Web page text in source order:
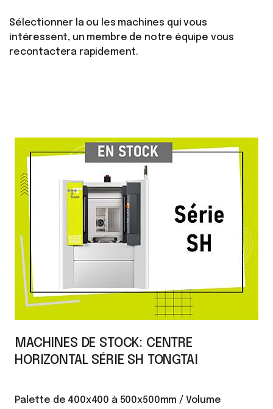
Sélectionner la ou les machines qui vous
intéressent, un membre de notre équipe vous
recontactera rapidement.
MACHINES DE STOCK: CENTRE
HORIZONTAL SÉRIE SH TONGTAI
Palette de 400x400 à 500x500mm / Volume